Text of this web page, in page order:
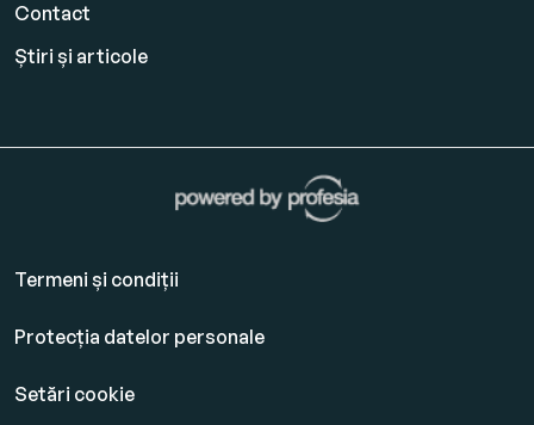
Contact
Știri și articole
Termeni și condiții
Protecția datelor personale
Setări cookie